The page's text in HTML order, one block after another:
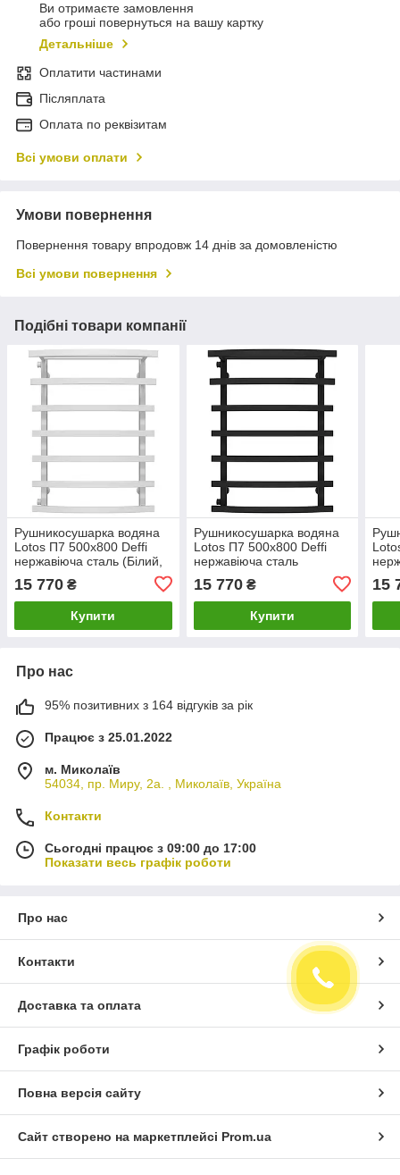
Ви отримаєте замовлення
або гроші повернуться на вашу картку
Детальніше
Оплатити частинами
Післяплата
Оплата по реквізитам
Всі умови оплати
Умови повернення
Повернення товару впродовж 14 днів за домовленістю
Всі умови повернення
Подібні товари компанії
Рушникосушарка водяна
Lotos П7 500х800 Deffi
нержавіюча сталь (Білий,
Бокове ліве підключення)
15 770 ₴
Купити
Рушникосушарка водяна
Lotos П7 500х800 Deffi
нержавіюча сталь
підключення)
15 770₴
Купити
15
Про нас
95% позитивних з 164 відгуків за рік
Працює з 25.01.2022
м. Миколаїв
54034, пр. Миру, 2а. , Миколаїв, Україна
Контакти
Сьогодні працює з 09:00 до 17:00
Показати весь графік роботи
Про нас
Контакти
Доставка та оплата
Графік роботи
Повна версія сайту
Сайт створено на маркетплейсі Prom.ua